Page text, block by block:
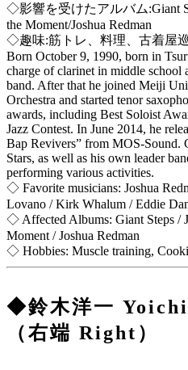
◇影響を受けたアルバム:Giant
the Moment/Joshua Redman
◇趣味:筋トレ、料理、古着屋巡
Born October 9, 1990, born in
charge of clarinet in middle school
band. After that he joined Meiji
Orchestra and started tenor
awards, including Best Soloist
Jazz Contest. In June 2014, he
Bap Revivers” from MOS-Sound.
Stars, as well as his own leader
performing various activities.
◇ Favorite musicians: Joshua
Lovano / Kirk Whalum / Eddie
◇ Affected Albums: Giant Steps /
Moment / Joshua Redman
◇ Hobbies: Muscle training,
◆鈴木洋一
（右端 Right）